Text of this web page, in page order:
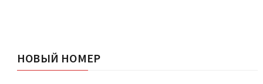
НОВЫЙ НОМЕР